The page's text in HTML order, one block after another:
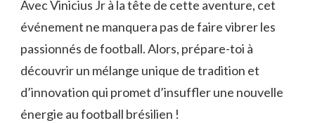
Avec Vinicius Jr à la tête de cette aventure, cet
événement ne manquera pas de faire vibrer les
passionnés de football. Alors, prépare-toi à
découvrir un mélange unique de tradition et
d’innovation qui promet d’insuffler une nouvelle
énergie au football brésilien !